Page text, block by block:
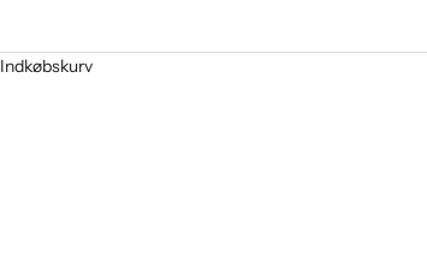
Indkøbskurv